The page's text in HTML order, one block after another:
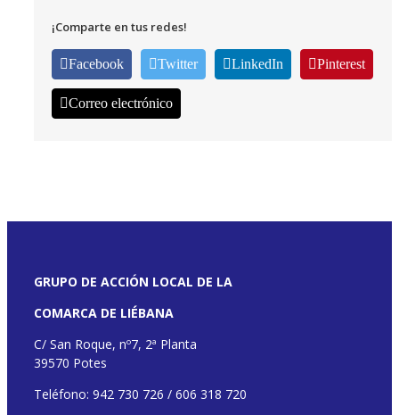
¡Comparte en tus redes!
Facebook Twitter LinkedIn Pinterest
Correo electrónico
GRUPO DE ACCIÓN LOCAL DE LA
COMARCA DE LIÉBANA
C/ San Roque, nº7, 2ª Planta
39570 Potes
Teléfono: 942 730 726 / 606 318 720